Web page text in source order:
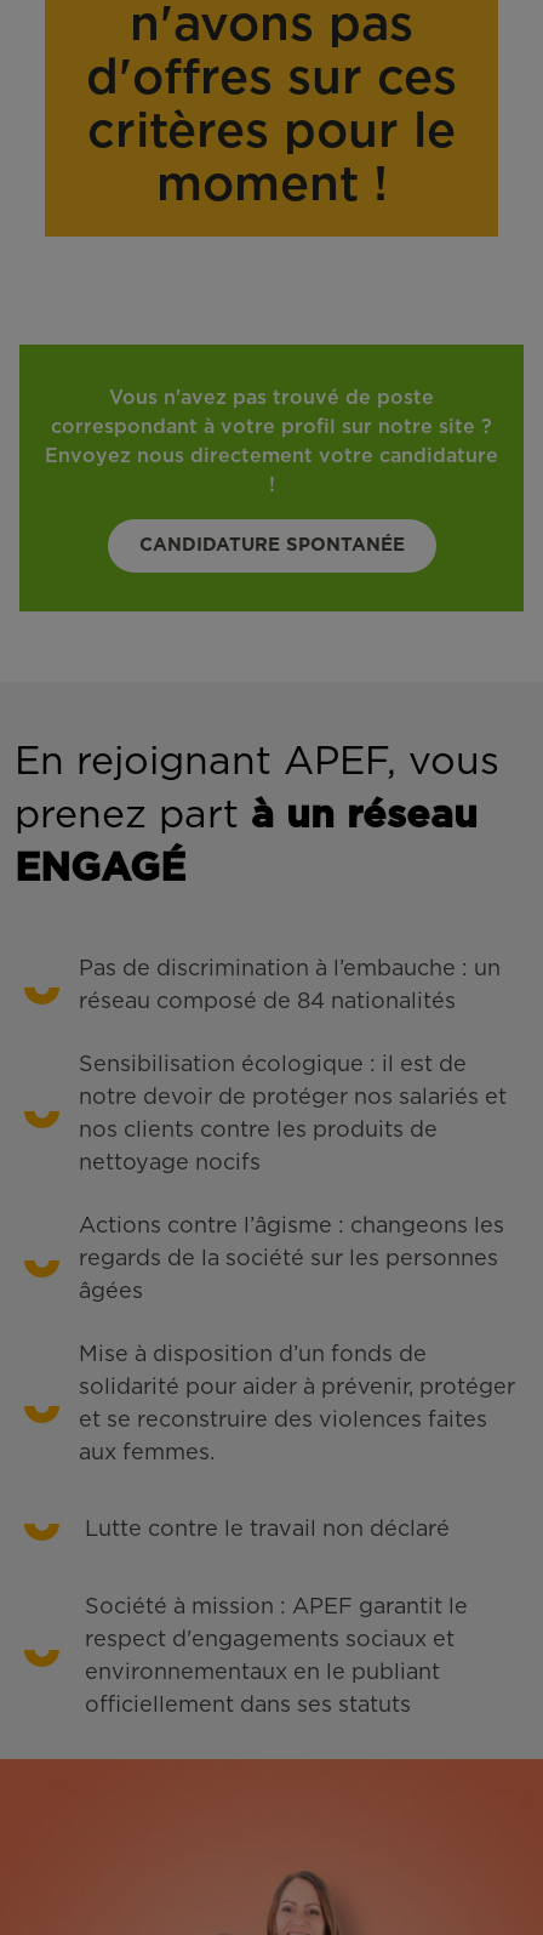
n'avons pas
d'offres sur ces
critères pour le
moment !
Vous n'avez pas trouvé de poste
correspondant à votre profil sur notre site ?
Envoyez nous directement votre candidature
!
CANDIDATURE SPONTANÉE
En rejoignant APEF, vous
prenez part à un réseau
ENGAGÉ
Pas de discrimination à l’embauche : un
réseau composé de 84 nationalités
Sensibilisation écologique : il est de
notre devoir de protéger nos salariés et
nos clients contre les produits de
nettoyage nocifs
Actions contre l’âgisme : changeons les
regards de la société sur les personnes
âgées
Mise à disposition d’un fonds de
solidarité pour aider à prévenir, protéger
et se reconstruire des violences faites
aux femmes.
Lutte contre le travail non déclaré
Société à mission : APEF garantit le
respect d'engagements sociaux et
environnementaux en le publiant
officiellement dans ses statuts